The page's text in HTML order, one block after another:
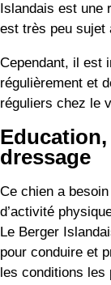
Islandais est une
est très peu sujet
Cependant, il est
régulièrement et
réguliers chez le
dressage
Ce chien a besoin
d’activité
Le Berger
pour conduire et
les conditions